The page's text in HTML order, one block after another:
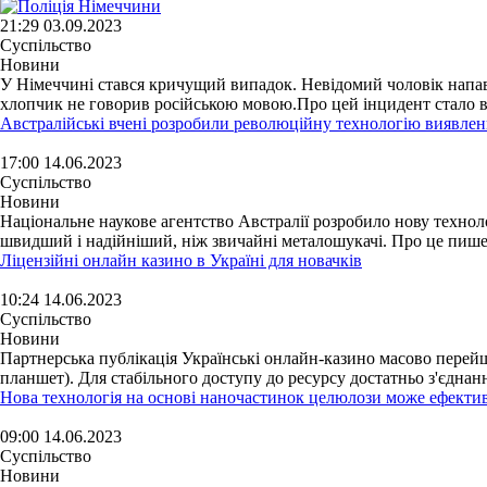
21:29 03.09.2023
Суспільство
Новини
У Німеччині стався кричущий випадок. Невідомий чоловік
хлопчик не говорив російською мовою.Про цей інцидент стало
Австралійські вчені розробили революційну технологію
17:00 14.06.2023
Суспільство
Новини
Національне наукове агентство Австралії розробило нову
швидший і надійніший, ніж звичайні металошукачі. Про це
Ліцензійні онлайн казино в Україні для новачків
10:24 14.06.2023
Суспільство
Новини
Партнерська публікація Українські онлайн-казино масово
планшет). Для стабільного доступу до ресурсу достатньо
Нова технологія на основі наночастинок целюлози може
09:00 14.06.2023
Суспільство
Новини